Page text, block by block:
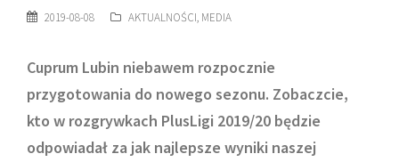
2019-08-08 AKTUALNOŚCI, MEDIA
Cuprum Lubin niebawem rozpocznie
przygotowania do nowego sezonu. Zobaczcie,
kto w rozgrywkach PlusLigi 2019/20 będzie
odpowiadał za jak najlepsze wyniki naszej